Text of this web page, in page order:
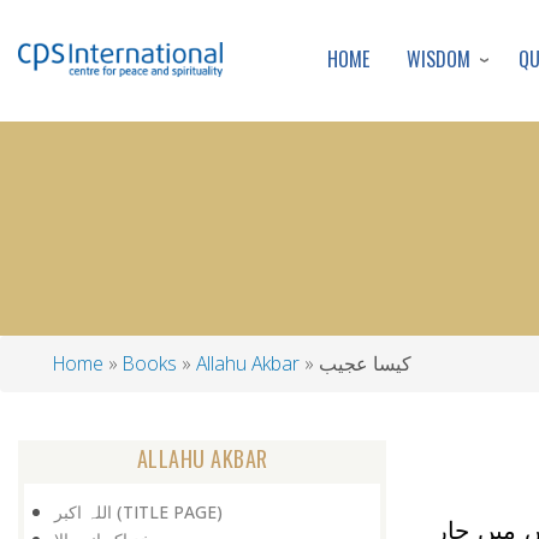
HOME WISDOM
Home Books Allahu Akbar کیسا عجیب
ALLAHU AKBAR
اللہ اکبر (TITLE PAGE)
سے بمبئی کے لیے اڑا۔یہ بوئنگ 747 تھا۔اس میں چار